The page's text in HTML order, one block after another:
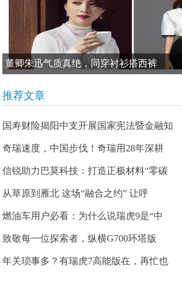
董卿朱迅气质真绝，同穿衬衫搭西裤
推荐文章
国寿财险揭阳中支开展国家宪法暨金融知
奇瑞速度，中国步伐！奇瑞用28年深耕
信锐助力巴莫科技：打造正极材料“零碳
从草原到雁北 这场“融合之约” 让呼
燃油车用户必看：为什么说瑞虎9是“中
致敬每一位探索者，纵横G700环塔版
年关琐事多？有瑞虎7高能版在，再忙也